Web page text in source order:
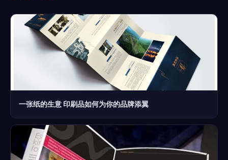
一张纸的生意 印刷品如何为你的品牌添翼